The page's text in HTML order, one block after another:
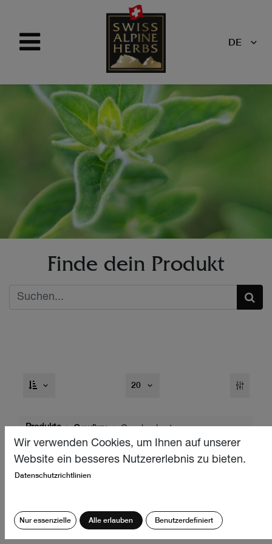
DE
Finde dein Produkt
20
Produkte Gewürze Geschenkset
Wir verwenden Cookies, um Ihnen auf unserer
Website ein besseres Nutzererlebnis zu bieten.
Datenschutzrichtlinien
Nur essenzielle Alle erlauben Benutzerdefiniert